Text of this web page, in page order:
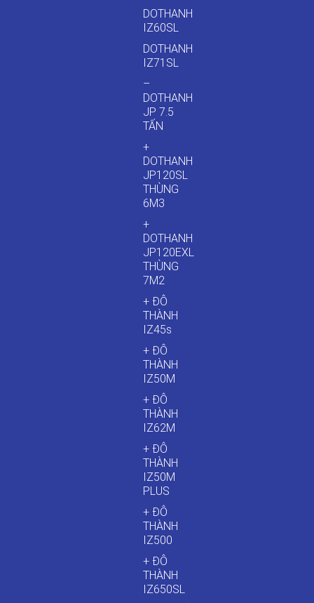
DOTHANH
IZ60SL
DOTHANH
IZ71SL
–
DOTHANH
JP 7.5
TẤN
+
DOTHANH
JP120SL
THÙNG
6M3
+
DOTHANH
JP120EXL
THÙNG
7M2
+ ĐÔ
THÀNH
IZ45s
+ ĐÔ
THÀNH
IZ50M
+ ĐÔ
THÀNH
IZ62M
+ ĐÔ
THÀNH
IZ50M
PLUS
+ ĐÔ
THÀNH
IZ500
+ ĐÔ
THÀNH
IZ650SL